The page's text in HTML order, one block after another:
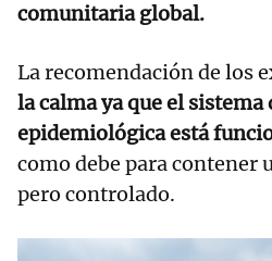
comunitaria global.
La recomendación de los
la calma ya que el
epidemiológica está
como debe para contener
pero controlado.